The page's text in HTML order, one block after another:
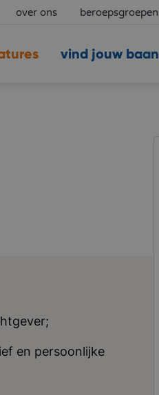
over ons beroepsgroepen
vind jouw baan
en persoonlijke